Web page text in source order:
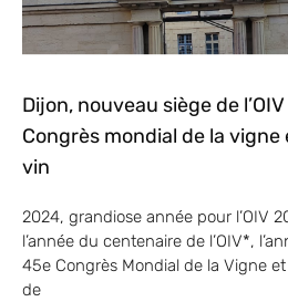
Dijon, nouveau siège de
Congrès mondial de la vigne
vin
2024, grandiose année pour l’OIV
l’année du centenaire de l’OIV*,
45e Congrès Mondial de la Vigne
de